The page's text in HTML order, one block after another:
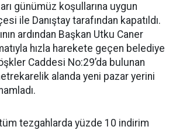
günümüz koşullarına uygun
ile Danıştay tarafından kapatıldı.
ardından Başkan Utku Caner
hızla harekete geçen belediye
Caddesi No:29’da bulunan
alanda yeni pazar yerini
tezgahlarda yüzde 10 indirim